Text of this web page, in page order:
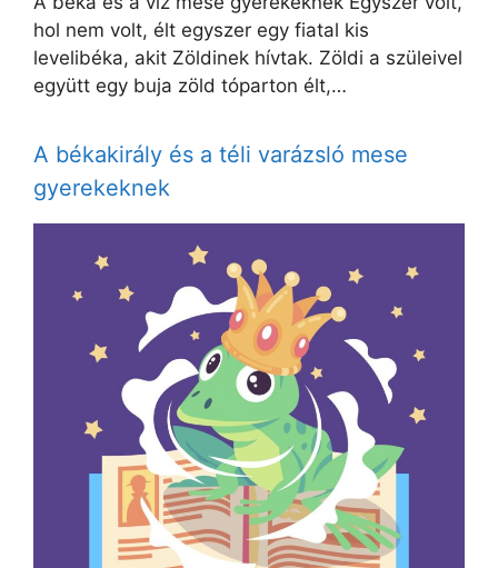
hol nem volt, élt egyszer egy fiatal kis
levelibéka, akit Zöldinek hívtak. Zöldi a szüleivel
együtt egy buja zöld tóparton élt,…
A békakirály és a téli varázsló mese
gyerekeknek